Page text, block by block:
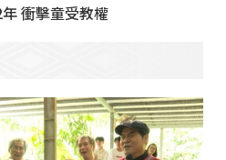
衝擊童受教權